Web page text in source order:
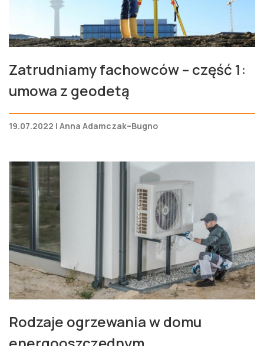
Zatrudniamy fachowców – część 1:
umowa z geodetą
19.07.2022 | Anna Adamczak–Bugno
Rodzaje ogrzewania w domu